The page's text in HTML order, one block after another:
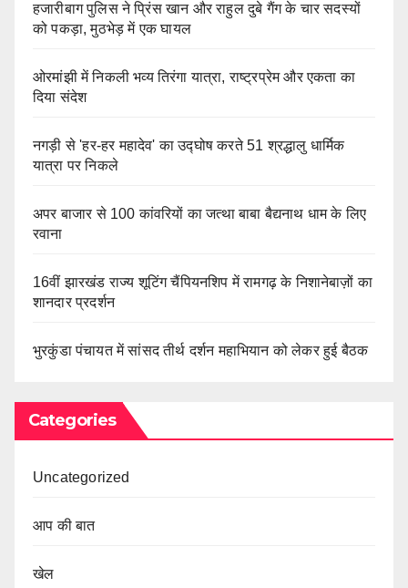
हजारीबाग पुलिस ने प्रिंस खान और राहुल दुबे गैंग के चार सदस्यों
को पकड़ा, मुठभेड़ में एक घायल
ओरमांझी में निकली भव्य तिरंगा यात्रा, राष्ट्रप्रेम और एकता का
दिया संदेश
नगड़ी से 'हर-हर महादेव' का उद्घोष करते 51 श्रद्धालु धार्मिक
यात्रा पर निकले
अपर बाजार से 100 कांवरियों का जत्था बाबा बैद्यनाथ धाम के लिए
रवाना
16वीं झारखंड राज्य शूटिंग चैंपियनशिप में रामगढ़ के निशानेबाज़ों का
शानदार प्रदर्शन
भुरकुंडा पंचायत में सांसद तीर्थ दर्शन महाभियान को लेकर हुई बैठक
Categories
Uncategorized
आप की बात
खेल